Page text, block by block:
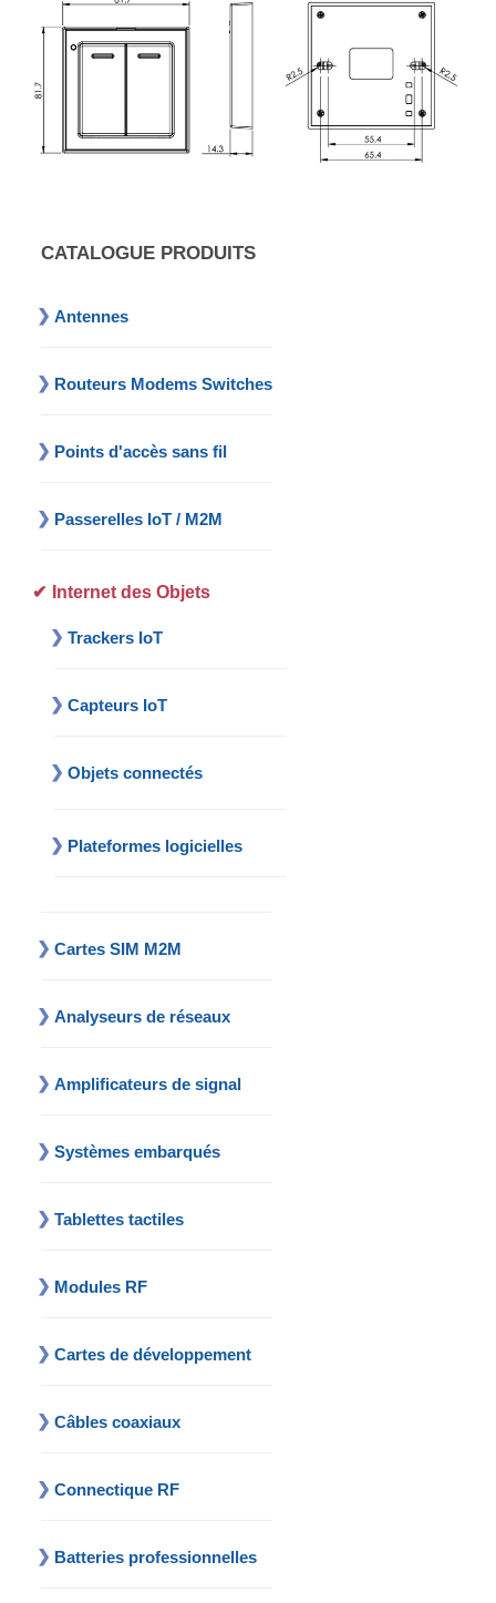
CATALOGUE PRODUITS
Antennes
Routeurs Modems Switches
Points d'accès sans fil
Passerelles IoT / M2M
Internet des Objets
Trackers IoT
Capteurs IoT
Objets connectés
Plateformes logicielles
Cartes SIM M2M
Analyseurs de réseaux
Amplificateurs de signal
Systèmes embarqués
Tablettes tactiles
Modules RF
Cartes de développement
Câbles coaxiaux
Connectique RF
Batteries professionnelles